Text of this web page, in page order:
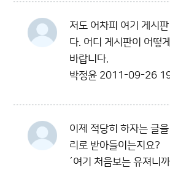
저도 어차피 여기 게시
다. 어디 게시판이 어떻
바랍니다.
박정윤 2011-09-26
이제 적당히 하자는 글
리로 받아들이는지요?
´여기 처음보는 유져니